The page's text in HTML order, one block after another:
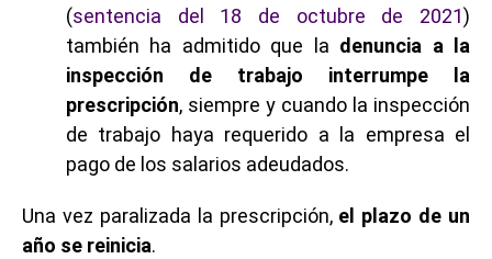
(sentencia del 18 de octubre de 2021)
también ha admitido que la denuncia a la
inspección de trabajo interrumpe la
prescripción, siempre y cuando la inspección
de trabajo haya requerido a la empresa el
pago de los salarios adeudados.
Una vez paralizada la prescripción, el plazo de un
año se reinicia.